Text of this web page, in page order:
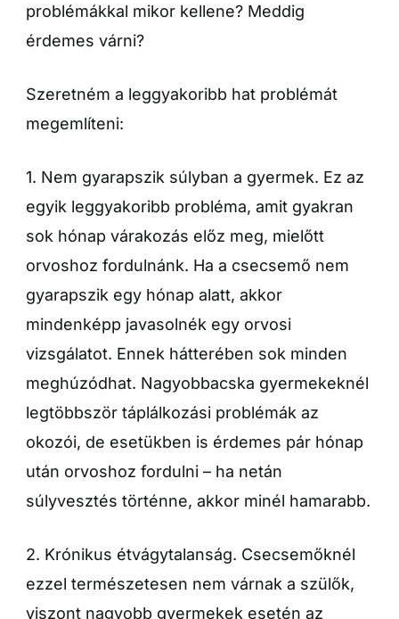
problémákkal mikor kellene? Meddig
érdemes várni?
Szeretném a leggyakoribb hat problémát
megemlíteni:
1. Nem gyarapszik súlyban a gyermek. Ez az
egyik leggyakoribb probléma, amit gyakran
sok hónap várakozás előz meg, mielőtt
orvoshoz fordulnánk. Ha a csecsemő nem
gyarapszik egy hónap alatt, akkor
mindenképp javasolnék egy orvosi
vizsgálatot. Ennek hátterében sok minden
meghúzódhat. Nagyobbacska gyermekeknél
legtöbbször táplálkozási problémák az
okozói, de esetükben is érdemes pár hónap
után orvoshoz fordulni – ha netán
súlyvesztés történne, akkor minél hamarabb.
2. Krónikus étvágytalanság. Csecsemőknél
ezzel természetesen nem várnak a szülők,
viszont nagyobb gyermekek esetén az